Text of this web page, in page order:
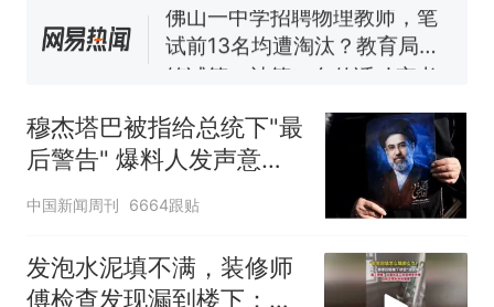
已叫停招聘，成立调查组全面
核查
笔试第一被第二名传话劝弃考
官方通报
43.98万起
热 那个在床头放菜刀的女孩，
因老师一句“跟我回家”改写了
人生
穆杰塔巴被指给总统下"最
后警告" 爆料人发声意味
深长
中国新闻周刊 6664跟贴
发泡水泥填不满，装修师
傅检查发现漏到楼下：出